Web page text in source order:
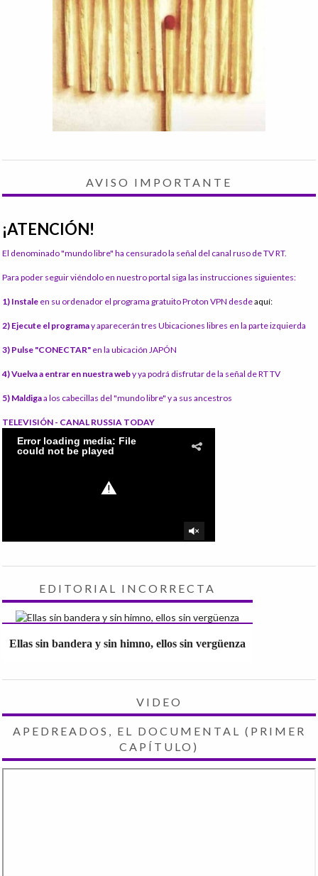
AVISO IMPORTANTE
¡ATENCIÓN!
El denominado "mundo libre" ha censurado la señal del canal ruso de TV RT.
Para poder seguir viéndolo en nuestro portal siga las instrucciones siguientes:
1) Instale en su ordenador el programa gratuito Proton VPN desdeaquí:
2) Ejecute el programay aparecerán tres Ubicaciones libres en la parte izquierda
3) Pulse "CONECTAR" en la ubicación JAPÓN
4) Vuelva a entrar en nuestra weby ya podrá disfrutar de la señal de RT TV
5) Maldigaa los cabecillas del "mundo libre" y a sus ancestros
TELEVISIÓN - CANAL RUSSIA TODAY
EDITORIAL INCORRECTA
Ellas sin bandera y sin himno, ellos sin vergüenza
VIDEO
APEDREADOS, EL DOCUMENTAL (PRIMER
CAPÍTULO)